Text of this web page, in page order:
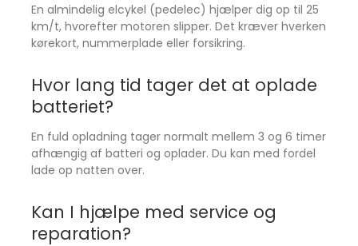
En almindelig elcykel (pedelec) hjælper dig op til 25
km/t, hvorefter motoren slipper. Det kræver hverken
kørekort, nummerplade eller forsikring.
Hvor lang tid tager det at oplade
batteriet?
En fuld opladning tager normalt mellem 3 og 6 timer
afhængig af batteri og oplader. Du kan med fordel
lade op natten over.
Kan I hjælpe med service og
reparation?